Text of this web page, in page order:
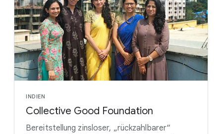
INDIEN
Collective Good Foundation
Bereitstellung zinsloser, „rückzahlbarer“